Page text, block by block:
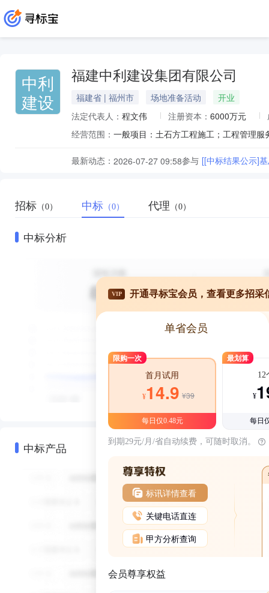
中利
建设
福建中利建设集团有限公司
福建省 | 福州市 场地准备活动
开业
法定代表人： 程文伟 注册资本： 6000万元
经营范围：
最新动态： 2026-07-27 09:58参与 [[中标结果公示]
招标 （0） 中标 （0） 代理 （0）
中标分析
中标产品
VIP 开通寻标宝会员，查看更多招采
单省会员
限购一次
首月试用
¥14.9 ¥39
每日仅0.48元
最划算
12
¥
每日
到期29元/月/省自动续费，可随时取消。
标讯详情查看
关键电话直连
甲方分析查询
会员尊享权益